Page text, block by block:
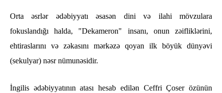
Orta əsrlər ədəbiyyatı əsasən dini və ilahi mövzulara
fokuslandığı halda, "Dekameron" insanı, onun zəifliklərini,
ehtiraslarını və zəkasını mərkəzə qoyan ilk böyük dünyəvi
(sekulyar) nəsr nümunəsidir.
İngilis ədəbiyyatının atası hesab edilən Ceffri Çoser özünün